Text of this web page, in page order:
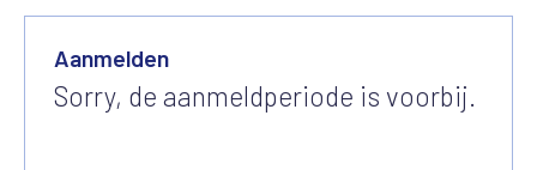
Aanmelden
Sorry, de aanmeldperiode is voorbij.